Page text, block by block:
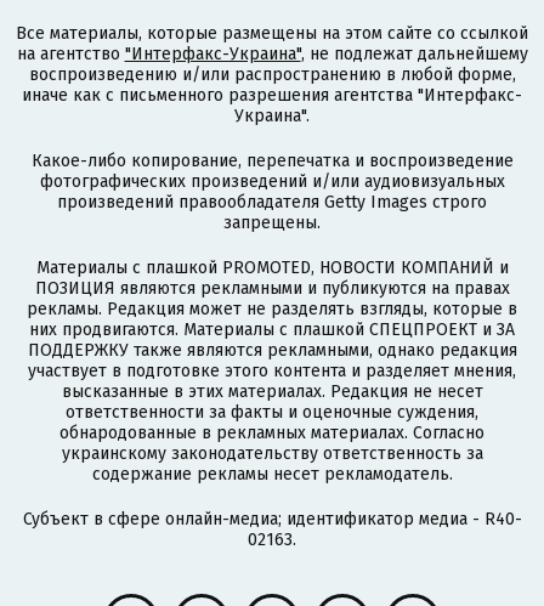
Все материалы, которые размещены на этом сайте со ссылкой
на агентство "Интерфакс-Украина", не подлежат дальнейшему
воспроизведению и/или распространению в любой форме,
иначе как с письменного разрешения агентства "Интерфакс-
Украина".
Какое-либо копирование, перепечатка и воспроизведение
фотографических произведений и/или аудиовизуальных
произведений правообладателя Getty Images строго
запрещены.
Материалы с плашкой PROMOTED, НОВОСТИ КОМПАНИЙ и
ПОЗИЦИЯ являются рекламными и публикуются на правах
рекламы. Редакция может не разделять взгляды, которые в
них продвигаются. Материалы с плашкой СПЕЦПРОЕКТ и ЗА
ПОДДЕРЖКУ также являются рекламными, однако редакция
участвует в подготовке этого контента и разделяет мнения,
высказанные в этих материалах. Редакция не несет
ответственности за факты и оценочные суждения,
обнародованные в рекламных материалах. Согласно
украинскому законодательству ответственность за
содержание рекламы несет рекламодатель.
Субъект в сфере онлайн-медиа; идентификатор медиа - R40-
02163.